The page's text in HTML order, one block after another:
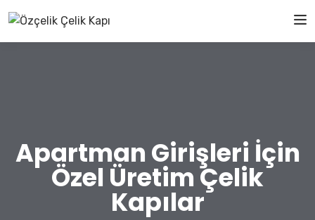
Apartman Girişleri İçin
Özel Üretim Çelik
Kapılar